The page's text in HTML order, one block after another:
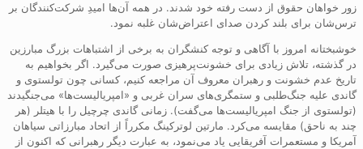
زور خواهان حقوق از دست رفته خود شدند. در همه آن‌ها امیدِ شرکت‌کنندگان بر
ترس‌شان برای بلند کردن صدای اعتراض‌شان غلبه نمود.
خوشبختانه امروز با آگاهی و توجه کنشگران به برخی از اشتباهات بزرگ مبارزین
در گذشته، تلاش زیادی برای خشونت‌پرهیزی صورت می‌گیرد. اگر بخواهیم به
تاریخ عدم خشونت و رهبران معروف آن مراجعه کنیم، کسانی چون تولستوی و
گاندی علیه جنگ‌طلبی و ستمگری‌های سران غربی و «امپریالیست‌ها» می‌جنگیدند
(تولستوی از جنگ امپریالیست‌ها می‌گفت). زمانی گاندی چرچیل را با هیتلر (هر
چند به ناحق) مقایسه می‌کرد. مارتین لوترکینگ مکرراً از اتحاد مبارزاتی سیاهان
آمریکا و مستعمرات آفریقایی یاد می‌نمود، به عبارت دیگر رهبرانی که اکنون از